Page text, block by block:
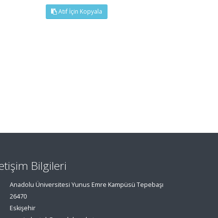
Atıf İçin Kopyala
Bilgileri
Anadolu Üniversitesi Yunus Emre Kampüsü Tepebaşı
26470
Eskişehir